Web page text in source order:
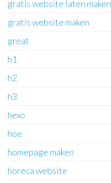
gratis website laten maken
gratis website maken
great
h1
h2
h3
hexo
hoe
homepage maken
horeca website